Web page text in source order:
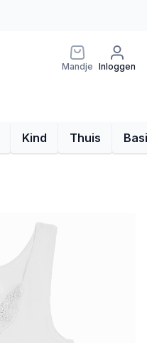
Mandje Inloggen
Kind Thuis